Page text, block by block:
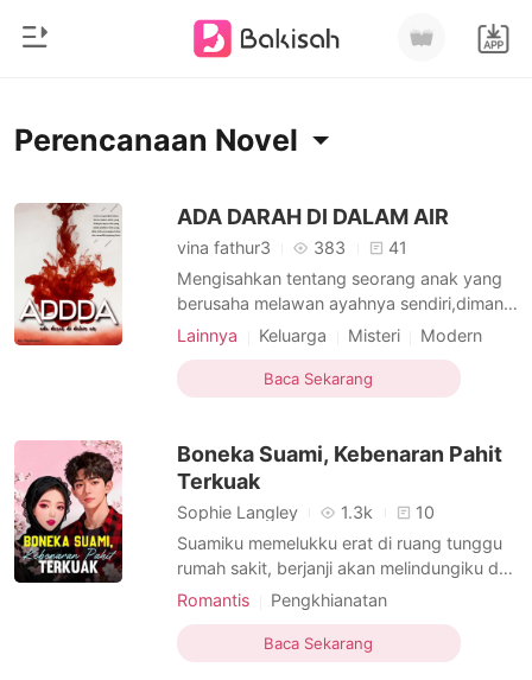
Riwayat Membaca
Keluar
Unduh Aplikasi
Beranda
Modern
Romantis
Cerita pendek
Siklus
Cerita Pilihan
Perencanaan Novel
ADA DARAH DI DALAM AIR
vina fathur3 383
41
Mengisahkan tentang seorang anak yang
berusaha melawan ayahnya sendiri,dimana
ayahnya telah merenggut nyawa ibunya
adalah seorang mafia terkuat dan terhebat
di Asia,MBR adalah nama
membalaskan dendam nya?ataukah semua
ini aka
Lainnya Keluarga Misteri
Modern
Balas dendam
Perencanaan
CEO
Mafia
Licik Jenius Kilas balik
Baca Sekarang
Boneka Suami, Kebenaran Pahit
Terkuak
Sophie Langley 1.3k
10
Suamiku memelukku erat di ruang tunggu
rumah sakit, berjanji akan melindungiku dari
hukum setelah aku memukul kepala
Tjahjo, ayah mertuaku yang bejat,
menerobos masuk ke kamarku dan
Romantis
Pengkhianatan
Balas dendam
Koma
Perkosaan
Perencanaan
Baca Sekarang